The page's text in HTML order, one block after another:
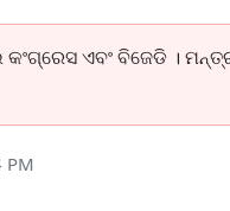
ଏବଂ ବିଜେଡି ।